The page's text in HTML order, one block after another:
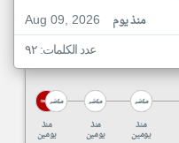
Aug 09, 2026
منذ يوم
عدد الكلمات: ٩٢
منذ
يومين
منذ
يومين
منذ
يومين